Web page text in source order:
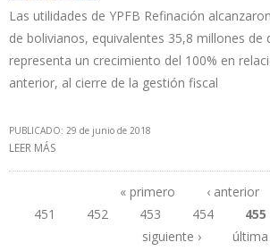
Las utilidades de YPFB Refinación
de bolivianos, equivalentes 35,8 millones de
representa un crecimiento del 100% en
anterior, al cierre de la gestión fiscal
PUBLICADO: 29 de junio de 2018
LEER MÁS
DE PROCESAMIENTO
Páginas
« primero ‹ anterior
451
452 453 454 455
siguiente ›
última